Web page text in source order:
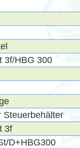
3f/HBG 300
Steuerbehälter
3f
D+HBG300